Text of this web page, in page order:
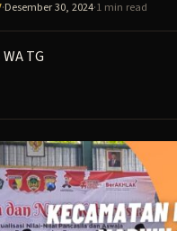
·Desember 30, 2024·1 min read
WATG